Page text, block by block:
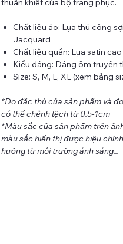
thuần khiết của bộ trang phục.
Chất liệu áo: Lụa thủ công
Jacquard
Chất liệu quần: Lụa satin
Kiểu dáng: Dáng ôm truyền
Size: S, M, L, XL (xem bảng
*Do đặc thù của sản phẩm và
có thể chênh lệch từ 0.5-1cm
*Màu sắc của sản phẩm trên
màu sắc hiển thị được hiệu
hưởng từ môi trường ánh sáng...